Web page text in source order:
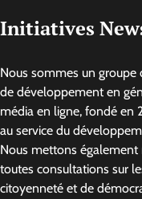
Initiatives
Nous sommes un groupe
de développement en
média en ligne, fondé en
au service du
Nous mettons
toutes consultations sur
citoyenneté et de